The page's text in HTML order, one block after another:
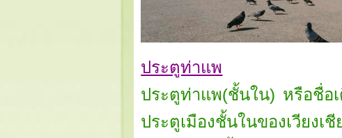
ประตูท่าแพ
ประตูท่าแพ(ชั้นใน) หรือชื่อ
ประตูเมืองชั้นในของเวียงเ